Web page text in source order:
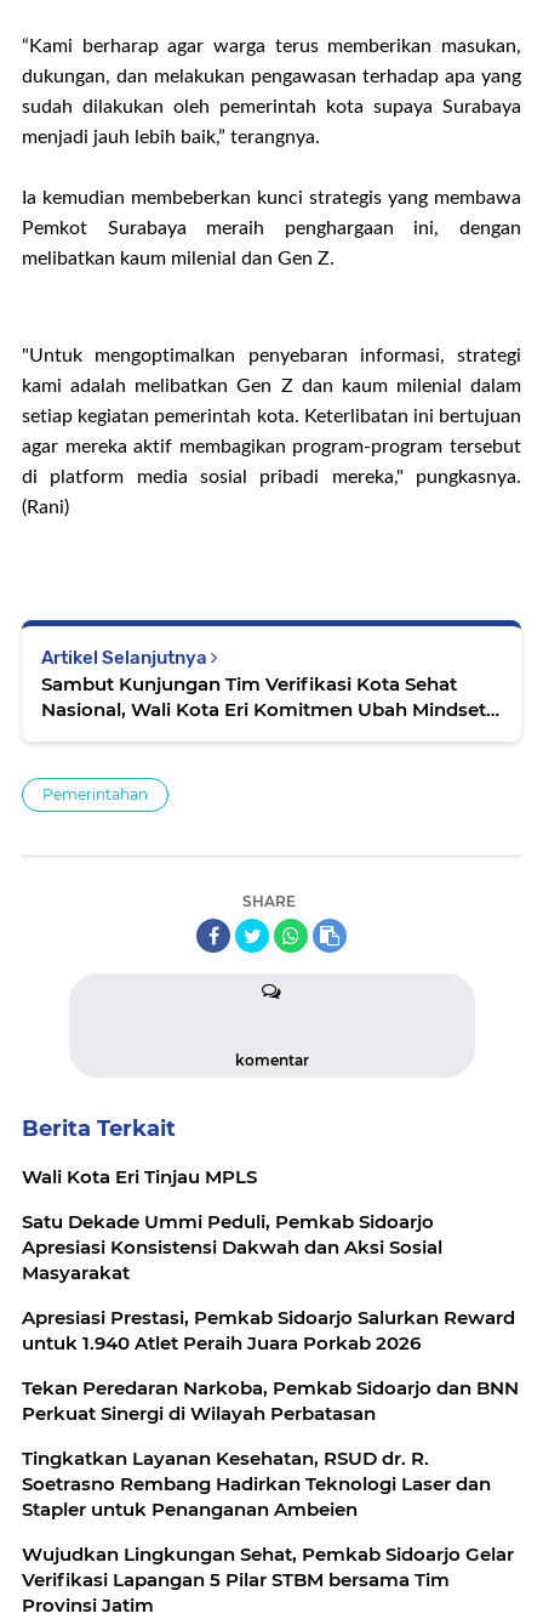
“Kami berharap agar warga terus memberikan masukan,
dukungan, dan melakukan pengawasan terhadap apa yang
sudah dilakukan oleh pemerintah kota supaya Surabaya
menjadi jauh lebih baik,” terangnya.
Ia kemudian membeberkan kunci strategis yang membawa
Pemkot Surabaya meraih penghargaan ini, dengan
melibatkan kaum milenial dan Gen Z.
"Untuk mengoptimalkan penyebaran informasi, strategi
kami adalah melibatkan Gen Z dan kaum milenial dalam
setiap kegiatan pemerintah kota. Keterlibatan ini bertujuan
agar mereka aktif membagikan program-program tersebut
di platform media sosial pribadi mereka," pungkasnya.
(Rani)
Artikel Selanjutnya
Sambut Kunjungan Tim Verifikasi Kota Sehat
Nasional, Wali Kota Eri Komitmen Ubah Mindset
Pemerintahan
SHARE
komentar
Berita Terkait
Wali Kota Eri Tinjau MPLS
Satu Dekade Ummi Peduli, Pemkab Sidoarjo
Apresiasi Konsistensi Dakwah dan Aksi Sosial
Masyarakat
Apresiasi Prestasi, Pemkab Sidoarjo Salurkan Reward
untuk 1.940 Atlet Peraih Juara Porkab 2026
Tekan Peredaran Narkoba, Pemkab Sidoarjo dan BNN
Perkuat Sinergi di Wilayah Perbatasan
Tingkatkan Layanan Kesehatan, RSUD dr. R.
Soetrasno Rembang Hadirkan Teknologi Laser dan
Stapler untuk Penanganan Ambeien
Wujudkan Lingkungan Sehat, Pemkab Sidoarjo Gelar
Verifikasi Lapangan 5 Pilar STBM bersama Tim
Provinsi Jatim